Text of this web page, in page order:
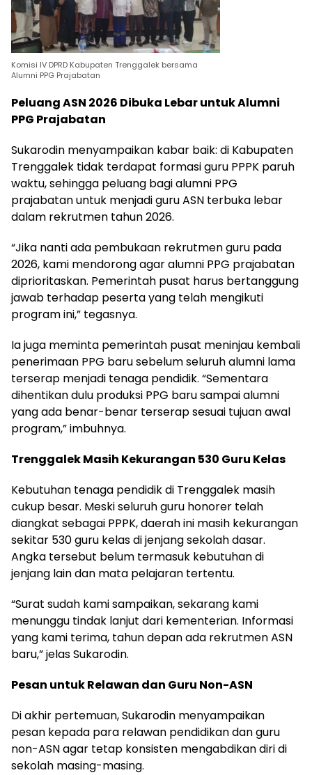
Komisi IV DPRD Kabupaten Trenggalek bersama
Alumni PPG Prajabatan
Peluang ASN 2026 Dibuka Lebar untuk Alumni
PPG Prajabatan
Sukarodin menyampaikan kabar baik: di Kabupaten
Trenggalek tidak terdapat formasi guru PPPK paruh
waktu, sehingga peluang bagi alumni PPG
prajabatan untuk menjadi guru ASN terbuka lebar
dalam rekrutmen tahun 2026.
“Jika nanti ada pembukaan rekrutmen guru pada
2026, kami mendorong agar alumni PPG prajabatan
diprioritaskan. Pemerintah pusat harus bertanggung
jawab terhadap peserta yang telah mengikuti
program ini,” tegasnya.
Ia juga meminta pemerintah pusat meninjau kembali
penerimaan PPG baru sebelum seluruh alumni lama
terserap menjadi tenaga pendidik. “Sementara
dihentikan dulu produksi PPG baru sampai alumni
yang ada benar-benar terserap sesuai tujuan awal
program,” imbuhnya.
Trenggalek Masih Kekurangan 530 Guru Kelas
Kebutuhan tenaga pendidik di Trenggalek masih
cukup besar. Meski seluruh guru honorer telah
diangkat sebagai PPPK, daerah ini masih kekurangan
sekitar 530 guru kelas di jenjang sekolah dasar.
Angka tersebut belum termasuk kebutuhan di
jenjang lain dan mata pelajaran tertentu.
“Surat sudah kami sampaikan, sekarang kami
menunggu tindak lanjut dari kementerian. Informasi
yang kami terima, tahun depan ada rekrutmen ASN
baru,” jelas Sukarodin.
Pesan untuk Relawan dan Guru Non-ASN
Di akhir pertemuan, Sukarodin menyampaikan
pesan kepada para relawan pendidikan dan guru
non-ASN agar tetap konsisten mengabdikan diri di
sekolah masing-masing.